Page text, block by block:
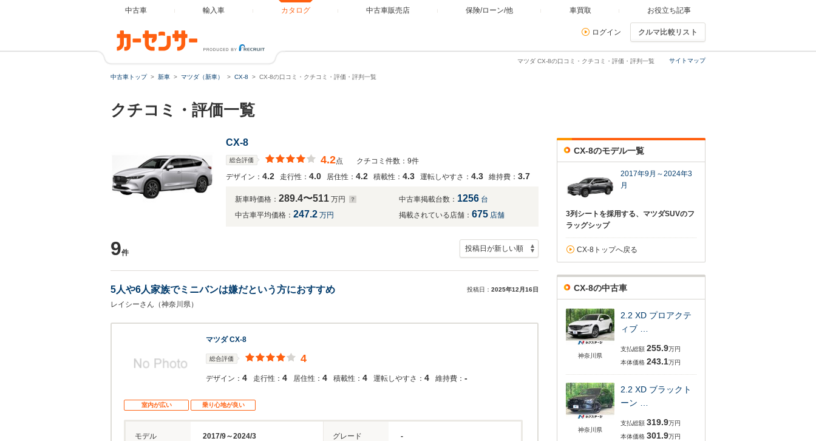
中古車 輸入車 カタログ 中古車販売店 保険/ローン/他 車買取 お役立ち記事
ログイン クルマ比較リスト
サイトマップ
マツダ CX-8の口コミ・クチコミ・評価・評判一覧
中古車トップ 新車 マツダ（新車） CX-8 CX-8の口コミ・クチコミ・評価・評判一覧
クチコミ・評価一覧
CX-8
総合評価 4.2点
クチコミ件数：9件
デザイン： 4.2 走行性： 4.0 居住性： 4.2 積載性： 4.3 運転しやすさ： 4.3 維持費： 3.7
新車時価格： 289.4〜511 万円 中古車掲載台数： 1256 台
中古車平均価格： 247.2 万円 掲載されている店舗： 675 店舗
9件
5人や6人家族でミニバンは嫌だという方におすすめ 投稿日： 2025年12月16日
レイシーさん（神奈川県）
マツダ CX-8
総合評価 4
デザイン： 4 走行性： 4 居住性： 4 積載性： 4 運転しやすさ： 4 維持費： -
室内が広い 乗り心地が良い
モデル 2017/9～2024/3 グレード -
CX-8のモデル一覧
2017年9月～2024年3
月
3列シートを採用する、マツダSUVのフ
ラッグシップ
CX-8トップへ戻る
CX-8の中古車
神奈川県
2.2 XD プロアクテ
ィブ …
支払総額 255.9万円
本体価格 243.1万円
神奈川県
2.2 XD ブラックト
ーン …
支払総額 319.9万円
本体価格 301.9万円